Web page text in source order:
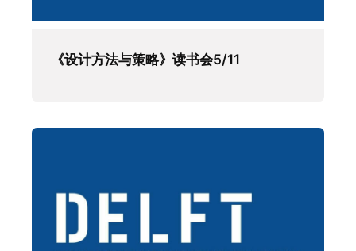
《设计方法与策略》读书会5/11